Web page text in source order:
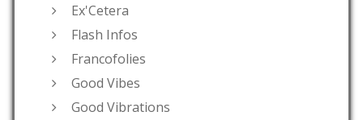
Ex'Cetera
Flash Infos
Francofolies
Good Vibes
Good Vibrations